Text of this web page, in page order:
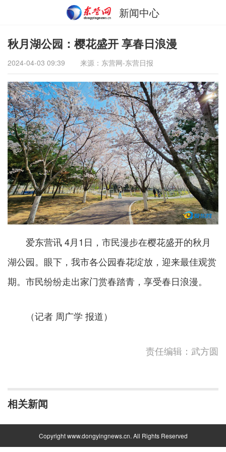
新闻中心
秋月湖公园：樱花盛开 享春日浪漫
2024-04-03 09:39 来源：东营网-东营日报
爱东营讯4月1日，市民漫步在樱花盛开的秋月
湖公园。眼下，我市各公园春花绽放，迎来最佳观赏
期。市民纷纷走出家门赏春踏青，享受春日浪漫。
（记者 周广学 报道）
责任编辑：武方圆
相关新闻
Copyright www.dongyingnews.cn. All Rights Reserved